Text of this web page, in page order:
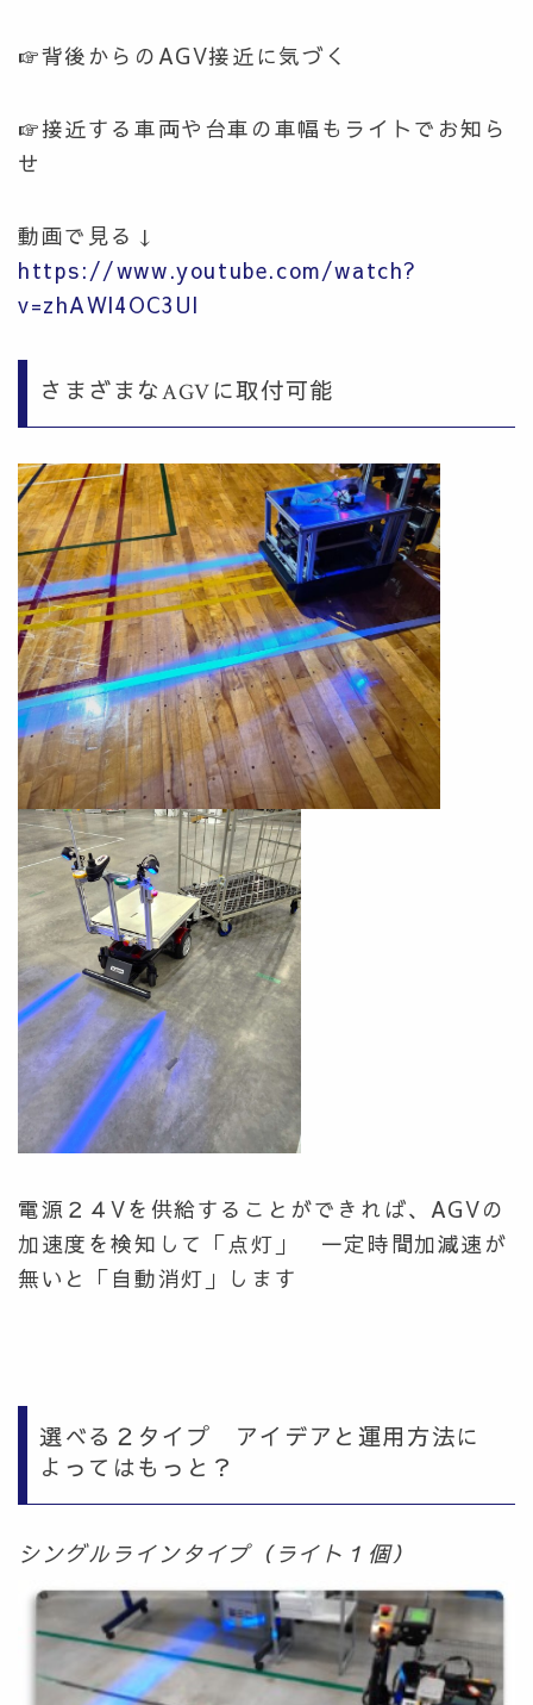
☞背後からのAGV接近に気づく
☞接近する車両や台車の車幅もライトでお知ら
せ
動画で見る↓
https://www.youtube.com/watch?
v=zhAWl4OC3UI
さまざまなAGVに取付可能
電源２４Vを供給することができれば、AGVの
加速度を検知して「点灯」 一定時間加減速が
無いと「自動消灯」します
選べる２タイプ アイデアと運用方法に
よってはもっと？
シングルラインタイプ（ライト１個）